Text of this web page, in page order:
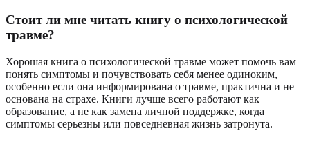
Стоит ли мне читать книгу о психологической
травме?
Хорошая книга о психологической травме может помочь вам
понять симптомы и почувствовать себя менее одиноким,
особенно если она информирована о травме, практична и не
основана на страхе. Книги лучше всего работают как
образование, а не как замена личной поддержке, когда
симптомы серьезны или повседневная жизнь затронута.